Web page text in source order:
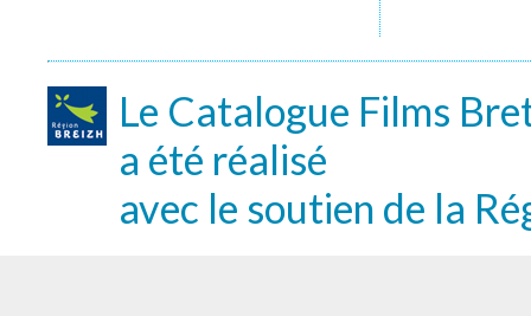
Le Catalogue Films
a été réalisé
avec le soutien de la